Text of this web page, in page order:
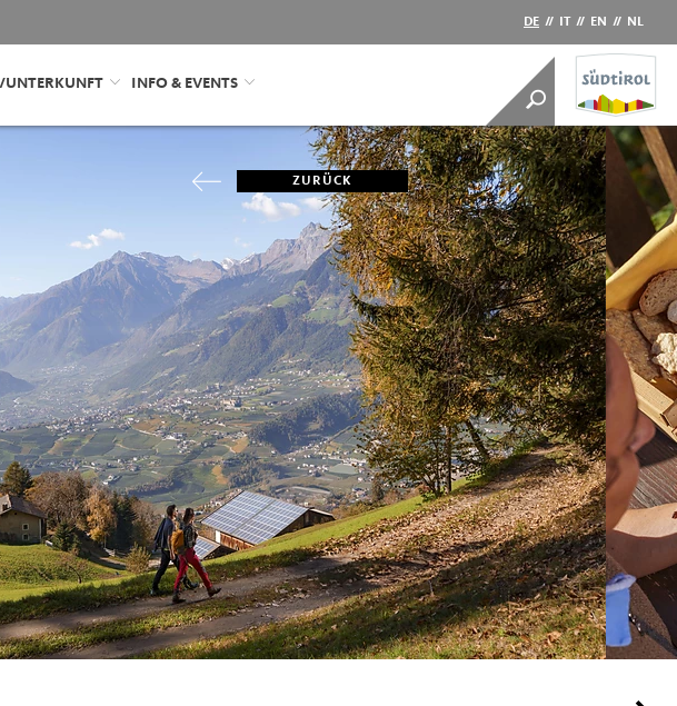
DE // IT // EN // NL
UNTERKUNFT INFO & EVENTS
ZURÜCK